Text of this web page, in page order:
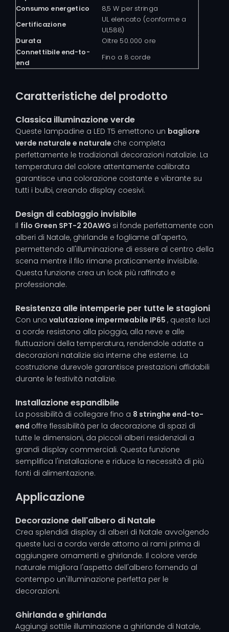
Consumo energetico
8,5 W per stringa
Certificazione
UL elencato (conforme a
UL588)
Durata
Oltre 50.000 ore
Connettibile end-to-
end
Fino a 8 corde
Caratteristiche del prodotto
Classica illuminazione verde
Queste lampadine a LED T5 emettono un bagliore
verde naturale e naturale che completa
perfettamente le tradizionali decorazioni natalizie. La
temperatura del colore attentamente calibrata
garantisce una colorazione costante e vibrante su
tutti i bulbi, creando display coesivi.
Design di cablaggio invisibile
Il filo Green SPT-2 20AWG si fonde perfettamente con
alberi di Natale, ghirlande e fogliame all'aperto,
permettendo all'illuminazione di essere al centro della
scena mentre il filo rimane praticamente invisibile.
Questa funzione crea un look più raffinato e
professionale.
Resistenza alle intemperie per tutte le stagioni
Con una valutazione impermeabile IP65 , queste luci
a corde resistono alla pioggia, alla neve e alle
fluttuazioni della temperatura, rendendole adatte a
decorazioni natalizie sia interne che esterne. La
costruzione durevole garantisce prestazioni affidabili
durante le festività natalizie.
Installazione espandibile
La possibilità di collegare fino a 8 stringhe end-to-
end offre flessibilità per la decorazione di spazi di
tutte le dimensioni, da piccoli alberi residenziali a
grandi display commerciali. Questa funzione
semplifica l'installazione e riduce la necessità di più
fonti di alimentazione.
Applicazione
Decorazione dell'albero di Natale
Crea splendidi display di alberi di Natale avvolgendo
queste luci a corda verde attorno ai rami prima di
aggiungere ornamenti e ghirlande. Il colore verde
naturale migliora l'aspetto dell'albero fornendo al
contempo un'illuminazione perfetta per le
decorazioni.
Ghirlanda e ghirlanda
Aggiungi sottile illuminazione a ghirlande di Natale,